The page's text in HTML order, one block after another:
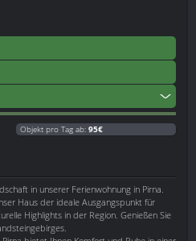
Objekt pro Tag ab: 95€
in unserer Ferienwohnung in Pirna.
Haus der ideale Ausgangspunkt für
Highlights in der Region. Genießen Sie